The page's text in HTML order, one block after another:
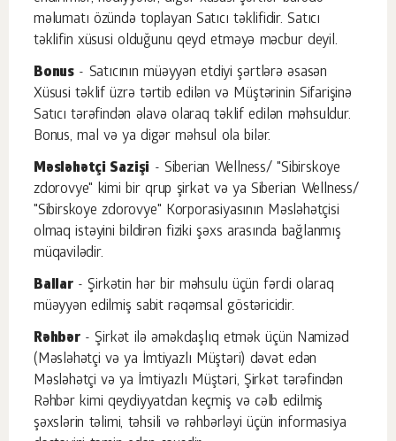
məlumatı özündə toplayan Satıcı təklifidir. Satıcı
təklifin xüsusi olduğunu qeyd etməyə məcbur deyil.
Bonus - Satıcının müəyyən etdiyi şərtlərə əsasən
Xüsusi təklif üzrə tərtib edilən və Müştərinin Sifarişinə
Satıcı tərəfindən əlavə olaraq təklif edilən məhsuldur.
Bonus, mal və ya digər məhsul ola bilər.
Məsləhətçi Sazişi - Siberian Wellness/ "Sibirskoye
zdorovye" kimi bir qrup şirkət və ya Siberian Wellness/
"Sibirskoye zdorovye" Korporasiyasının Məsləhətçisi
olmaq istəyini bildirən fiziki şəxs arasında bağlanmış
müqavilədir.
Ballar- Şirkətin hər bir məhsulu üçün fərdi olaraq
müəyyən edilmiş sabit rəqəmsal göstəricidir.
Rəhbər- Şirkət ilə əməkdaşlıq etmək üçün Namizəd
(Məsləhətçi və ya İmtiyazlı Müştəri) dəvət edən
Məsləhətçi və ya İmtiyazlı Müştəri, Şirkət tərəfindən
Rəhbər kimi qeydiyyatdan keçmiş və cəlb edilmiş
şəxslərin təlimi, təhsili və rəhbərləyi üçün informasiya